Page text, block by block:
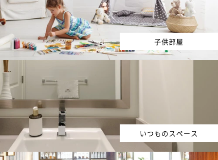
子供部屋
いつものスペース